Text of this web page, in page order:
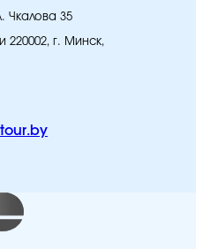
Чкалова 35
220002, г. Минск,